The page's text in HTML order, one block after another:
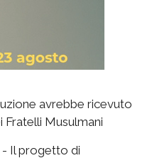
avrebbe ricevuto
Fratelli Musulmani
- Il progetto di